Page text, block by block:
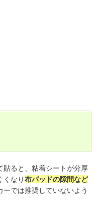
貼ると、粘着シートが分厚
くなり布パッドの隙間など
ーでは推奨していないよう